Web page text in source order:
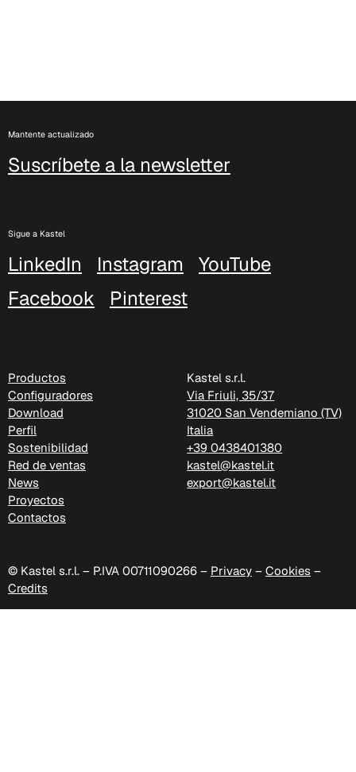
C 52F
Mantente actualizado
Suscríbete a la newsletter
Sigue a Kastel
LinkedIn Instagram
YouTube
Facebook
Pinterest
Productos
Configuradores
Download
Perfil
Sostenibilidad
Red de ventas
News
Proyectos
Contactos
Kastel s.r.l.
Via Friuli, 35/37
31020 San Vendemiano (TV)
Italia
+39 0438401380
kastel@kastel.it
export@kastel.it
© Kastel s.r.l. – P.IVA 00711090266 – Privacy – Cookies –
Credits